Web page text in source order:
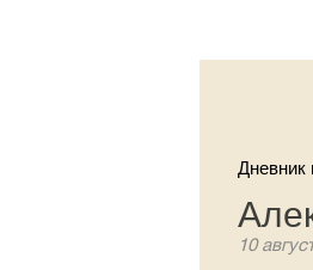
Дневник
10